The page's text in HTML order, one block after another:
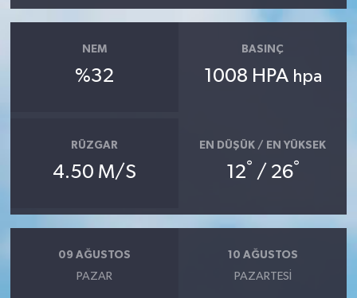
NEM
%32
BASINÇ
1008 HPA hpa
RÜZGAR
4.50 M/S
EN DÜŞÜK / EN YÜKSEK
12° / 26°
09 AĞUSTOS
PAZAR
10 AĞUSTOS
PAZARTESI